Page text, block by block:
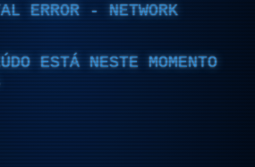
ERROR - NETWORK
ESTÁ NESTE MOMENTO